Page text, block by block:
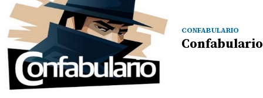
CONFABULARIO
Confabulario